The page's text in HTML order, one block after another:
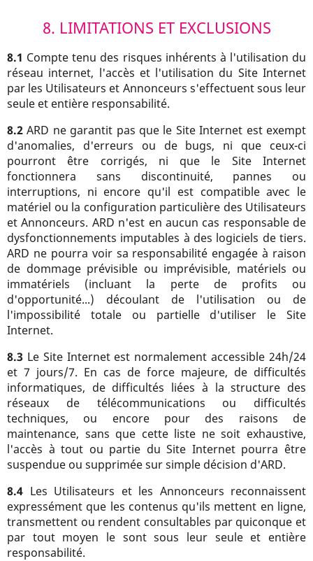
8. LIMITATIONS ET EXCLUSIONS
8.1 Compte tenu des risques inhérents à l'utilisation du
réseau internet, l'accès et l'utilisation du Site Internet
par les Utilisateurs et Annonceurs s'effectuent sous leur
seule et entière responsabilité.
8.2 ARD ne garantit pas que le Site Internet est exempt
d'anomalies, d'erreurs ou de bugs, ni que ceux-ci
pourront être corrigés, ni que le Site Internet
fonctionnera sans discontinuité, pannes ou
interruptions, ni encore qu'il est compatible avec le
matériel ou la configuration particulière des Utilisateurs
et Annonceurs. ARD n'est en aucun cas responsable de
dysfonctionnements imputables à des logiciels de tiers.
ARD ne pourra voir sa responsabilité engagée à raison
de dommage prévisible ou imprévisible, matériels ou
immatériels (incluant la perte de profits ou
d'opportunité...) découlant de l'utilisation ou de
l'impossibilité totale ou partielle d'utiliser le Site
Internet.
8.3 Le Site Internet est normalement accessible 24h/24
et 7 jours/7. En cas de force majeure, de difficultés
informatiques, de difficultés liées à la structure des
réseaux de télécommunications ou difficultés
techniques, ou encore pour des raisons de
maintenance, sans que cette liste ne soit exhaustive,
l'accès à tout ou partie du Site Internet pourra être
suspendue ou supprimée sur simple décision d'ARD.
8.4 Les Utilisateurs et les Annonceurs reconnaissent
expressément que les contenus qu'ils mettent en ligne,
transmettent ou rendent consultables par quiconque et
par tout moyen le sont sous leur seule et entière
responsabilité.